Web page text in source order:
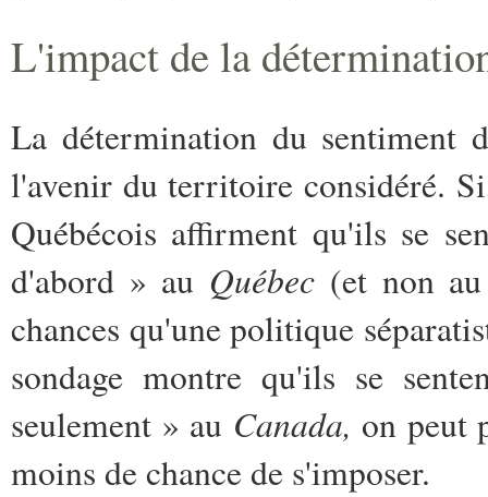
L'impact de la
La détermination du sentiment
l'avenir du territoire considéré.
Québécois affirment qu'ils se
d'abord » au Québec (et non
chances qu'une politique
sondage montre qu'ils se
seulement » au Canada, on peut
moins de chance de s'imposer.